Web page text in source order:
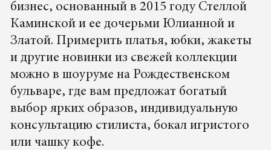
бизнес, основанный в 2015 году Стеллой
Каминской и ее дочерьми Юлианной и
Златой. Примерить платья, юбки, жакеты
и другие новинки из свежей коллекции
можно в шоуруме на Рождественском
бульваре, где вам предложат богатый
выбор ярких образов, индивидуальную
консультацию стилиста, бокал игристого
или чашку кофе.